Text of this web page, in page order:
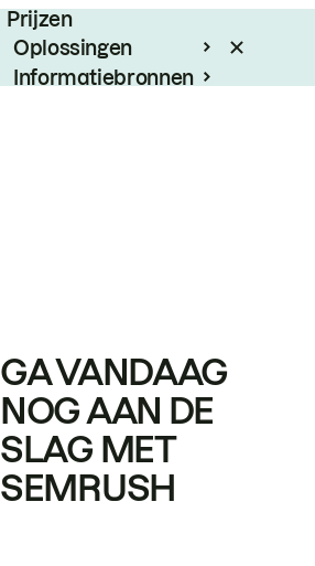
Prijzen
Oplossingen
Informatiebronnen
GA VANDAAG
NOG AAN DE
SLAG MET
SEMRUSH